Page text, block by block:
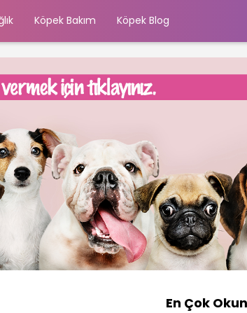
Köpek Bakım Köpek Blog
En Çok